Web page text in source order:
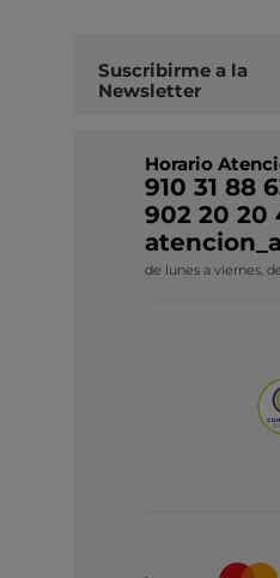
Suscribirme a la
Newsletter
Horario
910 31 88
902 20 20
de lunes a viernes,